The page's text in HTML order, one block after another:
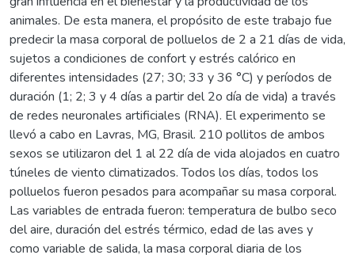
animales. De esta manera, el propósito de este trabajo fue
predecir la masa corporal de polluelos de 2 a 21 días de vida,
sujetos a condiciones de confort y estrés calórico en
diferentes intensidades (27; 30; 33 y 36 °C) y períodos de
duración (1; 2; 3 y 4 días a partir del 2o día de vida) a través
de redes neuronales artificiales (RNA). El experimento se
llevó a cabo en Lavras, MG, Brasil. 210 pollitos de ambos
sexos se utilizaron del 1 al 22 día de vida alojados en cuatro
túneles de viento climatizados. Todos los días, todos los
polluelos fueron pesados para acompañar su masa corporal.
Las variables de entrada fueron: temperatura de bulbo seco
del aire, duración del estrés térmico, edad de las aves y
como variable de salida, la masa corporal diaria de los